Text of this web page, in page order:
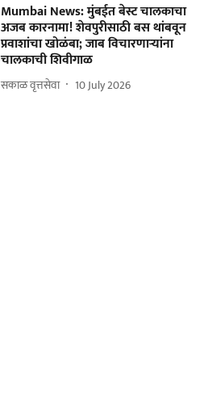
Mumbai News: मुंबईत बेस्ट चालकाचा
अजब कारनामा! शेवपुरीसाठी बस थांबवून
प्रवाशांचा खोळंबा; जाब विचारणाऱ्यांना
चालकाची शिवीगाळ
सकाळ वृत्तसेवा 10 July 2026